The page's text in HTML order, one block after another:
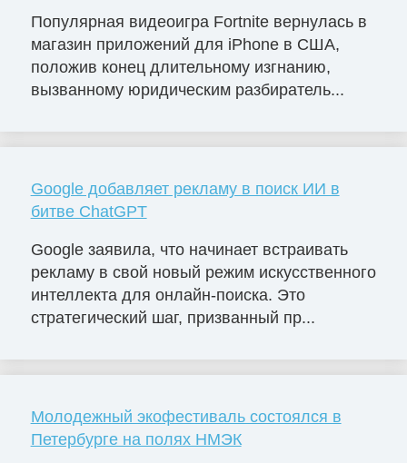
Популярная видеоигра Fortnite вернулась в
магазин приложений для iPhone в США,
положив конец длительному изгнанию,
вызванному юридическим разбиратель...
Google добавляет рекламу в поиск ИИ в
битве ChatGPT
Google заявила, что начинает встраивать
рекламу в свой новый режим искусственного
интеллекта для онлайн-поиска. Это
стратегический шаг, призванный пр...
Молодежный экофестиваль состоялся в
Петербурге на полях НМЭК